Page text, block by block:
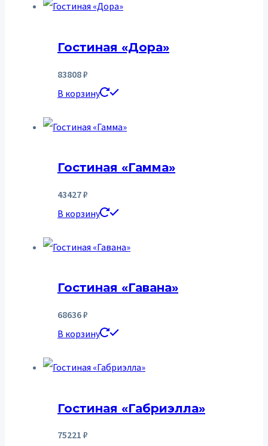
Гостиная «Дора»
83808₽
В корзину
Гостиная «Гамма»
43427₽
В корзину
Гостиная «Гавана»
68636₽
В корзину
Гостиная «Габриэлла»
75221 ₽